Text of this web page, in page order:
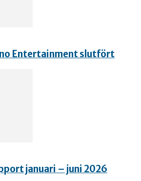
Entertainment slutfört
januari – juni 2026